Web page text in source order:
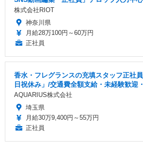
株式会社RIOT
神奈川県
月給28万100円～60万円
正社員
香水・フレグランスの充填スタッフ正社
日祝休み」/交通費全額支給・未経験歓迎
AQUARIUS株式会社
埼玉県
月給30万9,400円～55万円
正社員